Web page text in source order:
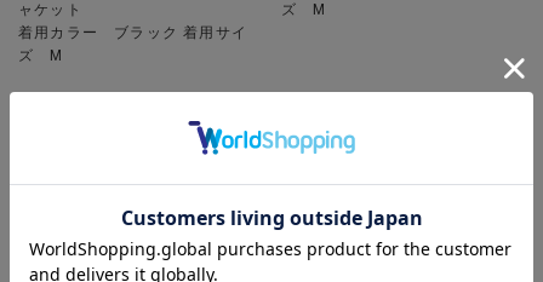
ャケット
着用カラー ブラック 着用サイ
ズ M
ズ M